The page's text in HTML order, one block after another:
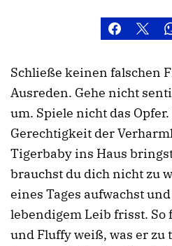
Schließe keinen falschen
Ausreden. Gehe nicht
um. Spiele nicht das
Gerechtigkeit der
Tigerbaby ins Haus
brauchst du dich nicht zu
eines Tages aufwachst
lebendigem Leib frisst.
und Fluffy weiß, was er zu